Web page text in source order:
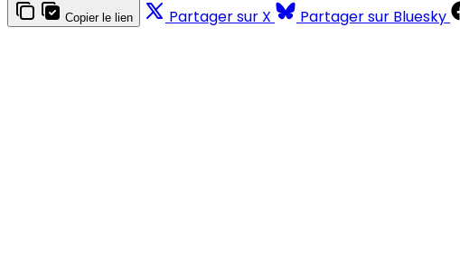
Copier le lien Partager sur X Partager sur Bluesky